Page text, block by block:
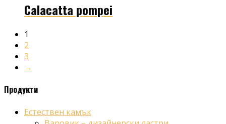
Calacatta pompei
1
2
3
→
Продукти
Естествен камък